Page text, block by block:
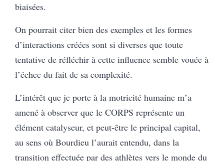
biaisées.
On pourrait citer bien des exemples et les formes
d’interactions créées sont si diverses que toute
tentative de réfléchir à cette influence semble vouée à
l’échec du fait de sa complexité.
L’intérêt que je porte à la motricité humaine m’a
amené à observer que le CORPS représente un
élément catalyseur, et peut-être le principal capital,
au sens où Bourdieu l’aurait entendu, dans la
transition effectuée par des athlètes vers le monde du